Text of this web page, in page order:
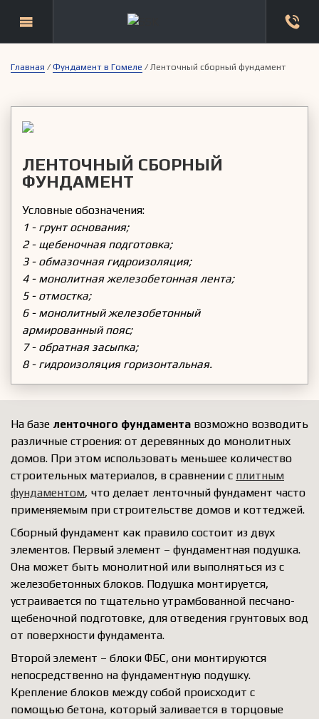
Главная / Фундамент в Гомеле / Ленточный сборный фундамент
ЛЕНТОЧНЫЙ СБОРНЫЙ
ФУНДАМЕНТ
Условные обозначения:
1 - грунт основания;
2 - щебеночная подготовка;
3 - обмазочная гидроизоляция;
4 - монолитная железобетонная лента;
5 - отмостка;
6 - монолитный железобетонный
армированный пояс;
7 - обратная засыпка;
8 - гидроизоляция горизонтальная.
На базе ленточного фундамента возможно возводить
различные строения: от деревянных до монолитных
домов. При этом использовать меньшее количество
строительных материалов, в сравнении с плитным
фундаментом, что делает ленточный фундамент часто
применяемым при строительстве домов и коттеджей.
Сборный фундамент как правило состоит из двух
элементов. Первый элемент – фундаментная подушка.
Она может быть монолитной или выполняться из с
железобетонных блоков. Подушка монтируется,
устраивается по тщательно утрамбованной песчано-
щебеночной подготовке, для отведения грунтовых вод
от поверхности фундамента.
Второй элемент – блоки ФБС, они монтируются
непосредственно на фундаментную подушку.
Крепление блоков между собой происходит с
помощью бетона, который заливается в торцовые